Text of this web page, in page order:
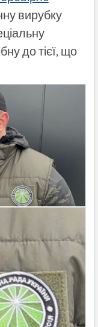
вирубку
до тієї, що